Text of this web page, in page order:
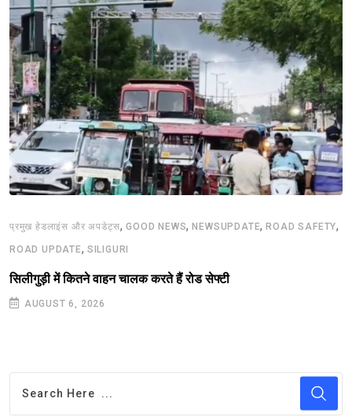
प्रमुख हेडलाइंस और अपडेट्स,GOOD NEWS,NEWSUPDATE,ROAD SAFETY,
ROAD UPDATE, SILIGURI
सिलीगुड़ी में कितने वाहन चालक करते हैं रोड सेफ्टी
AUGUST 6, 2026